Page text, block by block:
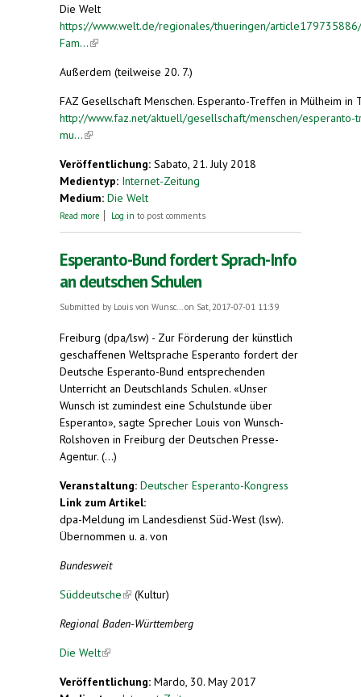
Die Welt
https://www.welt.de/regionales/thueringen/
Fam...(link is external)
Außerdem (teilweise 20. 7.)
FAZ Gesellschaft Menschen. Esperanto-Treffen in Mülheim in
http://www.faz.net/aktuell/gesellschaft/menschen/esperanto-
mu...(link is external)
Veröffentlichung: Sabato, 21. July 2018
Medientyp: Internet-Zeitung
Medium: Die Welt
Read more about Esperanto-Familien treffen sich in
Log in to post comments
Esperanto-Bund fordert Sprach-Info
an deutschen Schulen
Submitted by Louis von Wunsc... on Sat, 2017-07-01 11:39
Freiburg (dpa/lsw) - Zur Förderung der künstlich
geschaffenen Weltsprache Esperanto fordert der
Deutsche Esperanto-Bund entsprechenden
Unterricht an Deutschlands Schulen. «Unser
Wunsch ist zumindest eine Schulstunde über
Esperanto», sagte Sprecher Louis von Wunsch-
Rolshoven in Freiburg der Deutschen Presse-
Agentur. (...)
Veranstaltung: Deutscher Esperanto-Kongress
Link zum Artikel:
dpa-Meldung im Landesdienst Süd-West (lsw).
Übernommen u. a. von
Bundesweit
Süddeutsche(link is external)
(Kultur)
Regional Baden-Württemberg
Die Welt(link is external)
Veröffentlichung: Mardo, 30. May 2017